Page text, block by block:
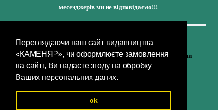
Переглядаючи наш сайт видавництва
«КАМЕНЯР», чи оформлюєте замовлення
на сайті, Ви надаєте згоду на обробку
Ваших персональних даних.
ok
месенджерів ми не відповідаємо!!!
Кожне наше видання - це внесок у спротив,
у збереження ідентичності та неминучу перемогу України
(видавництво «КАМЕНЯР»)